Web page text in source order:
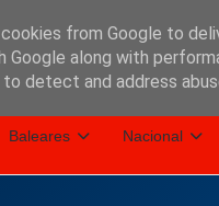
Baleares Nacional
from Google to
Google along with
detect and address